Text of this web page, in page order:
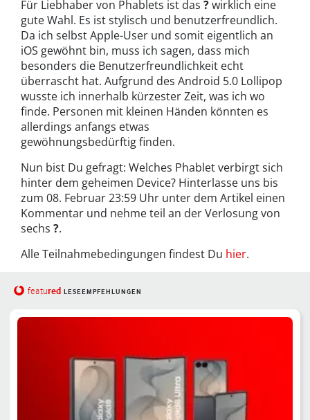
Für Liebhaber von Phablets ist das ?wirklich eine
gute Wahl. Es ist stylisch und benutzerfreundlich.
Da ich selbst Apple-User und somit eigentlich an
iOS gewöhnt bin, muss ich sagen, dass mich
besonders die Benutzerfreundlichkeit echt
überrascht hat. Aufgrund des Android 5.0 Lollipop
wusste ich innerhalb kürzester Zeit, was ich wo
finde. Personen mit kleinen Händen könnten es
allerdings anfangs etwas
gewöhnungsbedürftig finden.
Nun bist Du gefragt: Welches Phablet verbirgt sich
hinter dem geheimen Device? Hinterlasse uns bis
zum 08. Februar 23:59 Uhr unter dem Artikel einen
Kommentar und nehme teil an der Verlosung von
sechs ?.
Alle Teilnahmebedingungen findest Du hier.
featured LESEEMPFEHLUNGEN